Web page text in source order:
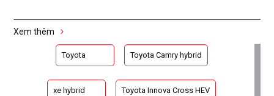
Xem thêm
Toyota Toyota Camry hybrid
xe hybrid Toyota Innova Cross HEV